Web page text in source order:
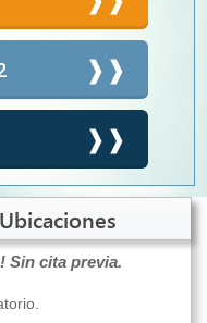
Sin cita previa.